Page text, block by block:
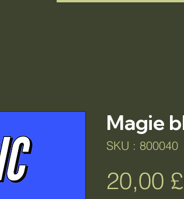
Magie
SKU : 800040
20,00